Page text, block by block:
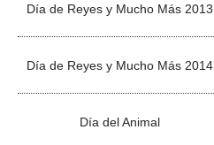
Día de Reyes y Mucho Más 2013
Día de Reyes y Mucho Más 2014
Día del Animal